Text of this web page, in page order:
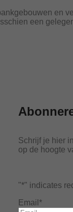
en
een
Schrijf je hier
op de hoogte
"*" indicates
Email *